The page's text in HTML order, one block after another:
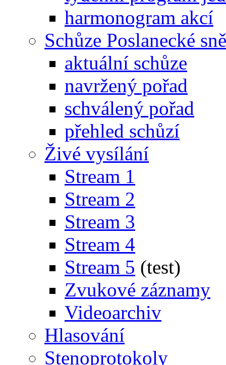
harmonogram akcí
Schůze Poslanecké
aktuální schůze
navržený pořad
schválený pořad
přehled schůzí
Živé vysílání
Stream 1
Stream 2
Stream 3
Stream 4
Stream 5 (test)
Zvukové záznamy
Videoarchiv
Hlasování
Stenoprotokoly